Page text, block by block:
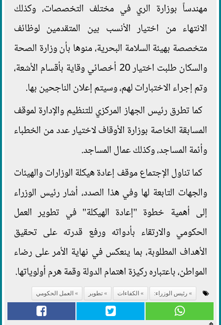
مهندساً بوزارة الري في مختلف التخصصات، وكذلك
الانتهاء من اختيار الأنسب بين المتقدمين لوظائف
متخصصة بهيئة السلامة البحرية، منوها بأن وزارة الصحة
والسكان طلبت اختيار 20 أخصائي وقاية بأقسام الأشعة،
وتم إجراء الاختبارات لهم، وسيتم إعلان الناجحين بها.
كما تطرق رئيس الجهاز المركزي للتنظيم والإدارة لموقف
المسابقة الخاصة بوزارة الأوقاف لاختيار عدد من الخطباء
وأئمة المساجد، وكذلك عمال المساجد.
كما تناول الإجتماع موقف إعادة هيكلة الوزارات والهيئات
والجهات التابعة لها وفي هذا الصدد، أشار رئيس الوزراء
إلى أهمية خطوة "إعادة الهيكلة" في تطوير العمل
الحكومي والارتقاء بأدواته ورفع قدرته على تحقيق
الأهداف المطلوبة، بما ينعكس في نهاية الأمر على رضاء
المواطن، باعتباره ركيزة اهتمام الدولة وقمة هرم أولوياتها.
رئيس الوزراء: الكفاءات تطوير العمل الحكومي